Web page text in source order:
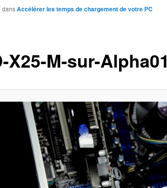
X25-M-sur-Alpha01
dansAccélérer les temps de chargement de votre PC